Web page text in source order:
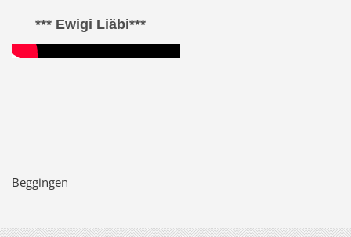
*** Ewigi Liäbi***
Beggingen